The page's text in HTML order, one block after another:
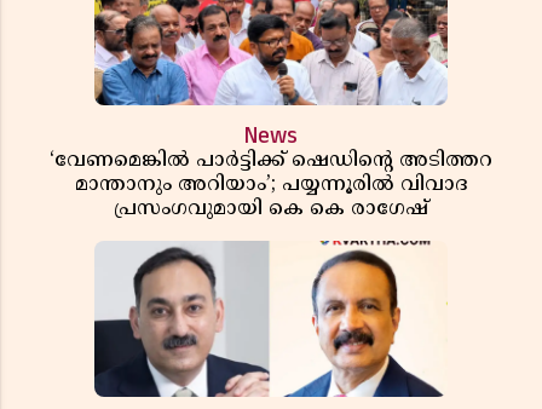
News
‘വേണമെങ്കിൽ പാർട്ടിക്ക് ഷെഡിൻ്റെ അടിത്തറ
മാന്താനും അറിയാം’; പയ്യന്നൂരിൽ വിവാദ
പ്രസംഗവുമായി കെ കെ രാഗേഷ്